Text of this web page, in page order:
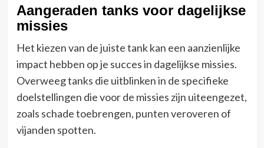
Aangeraden tanks voor dagelijkse
missies
Het kiezen van de juiste tank kan een aanzienlijke
impact hebben op je succes in dagelijkse missies.
Overweeg tanks die uitblinken in de specifieke
doelstellingen die voor de missies zijn uiteengezet,
zoals schade toebrengen, punten veroveren of
vijanden spotten.